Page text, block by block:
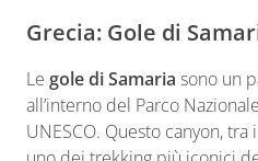
Grecia: Gole di
Le gole di Samaria sono un
all’interno del Parco
UNESCO. Questo canyon,